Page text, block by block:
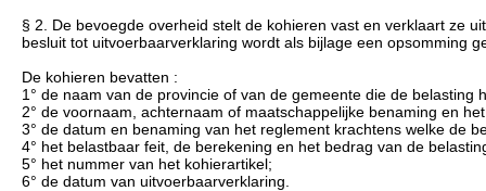
§ 2. De bevoegde overheid stelt de kohieren vast en verklaart ze
besluit tot uitvoerbaarverklaring wordt als bijlage een opsomming
De kohieren bevatten :
1° de naam van de provincie of van de gemeente die de belasting
2° de voornaam, achternaam of maatschappelijke benaming en
3° de datum en benaming van het reglement krachtens welke de
4° het belastbaar feit, de berekening en het bedrag van de
5° het nummer van het kohierartikel;
6° de datum van uitvoerbaarverklaring.